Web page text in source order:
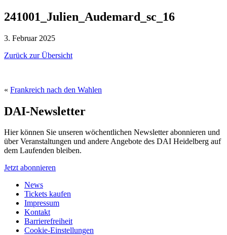
241001_Julien_Audemard_sc_16
3. Februar 2025
Zurück zur Übersicht
« Frankreich nach den Wahlen
DAI-Newsletter
Hier können Sie unseren wöchentlichen Newsletter abonnieren und
über Veranstaltungen und andere Angebote des DAI Heidelberg auf
dem Laufenden bleiben.
Jetzt abonnieren
News
Tickets kaufen
Impressum
Kontakt
Barrierefreiheit
Cookie-Einstellungen